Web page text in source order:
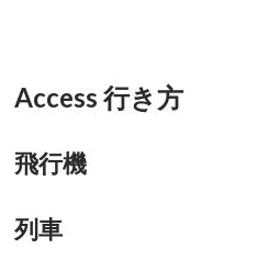
Access 行き方
飛行機
列車